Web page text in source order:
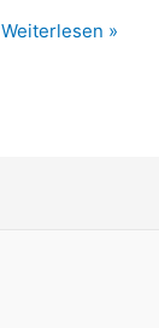
Nachruf
Weiterlesen »